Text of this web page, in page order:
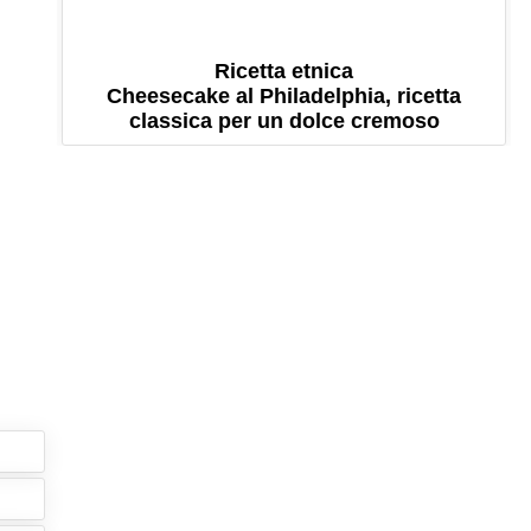
Ricetta etnica
Cheesecake al Philadelphia, ricetta
classica per un dolce cremoso